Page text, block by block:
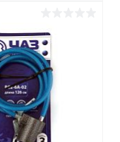
корзину
Сравнение
В наличии